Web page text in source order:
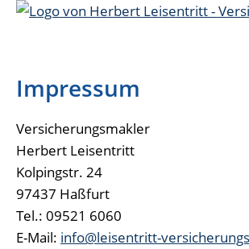
Impressum
Versicherungsmakler
Herbert Leisentritt
Kolpingstr. 24
97437 Haßfurt
Tel.: 09521 6060
E-Mail: info@leisentritt-